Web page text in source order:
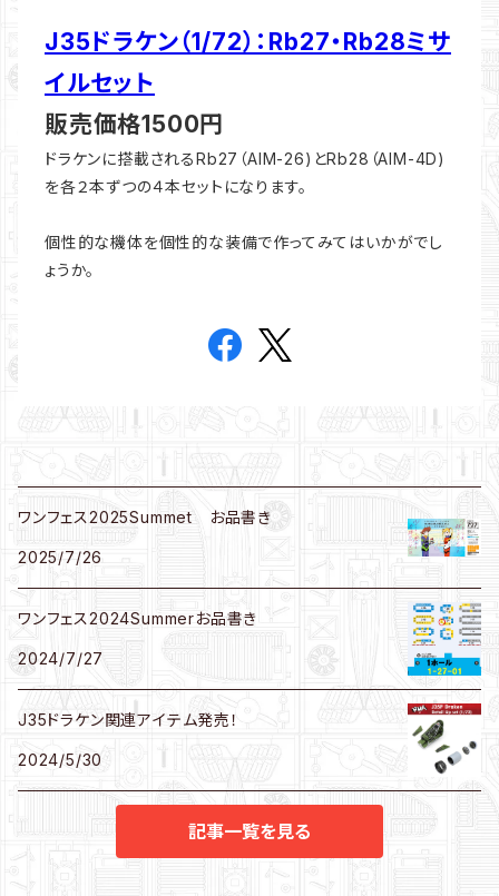
J35ドラケン（1/72）：Rb27・Rb28ミサ
イルセット
販売価格1500円
ドラケンに搭載されるRb27（AIM-26)とRb28（AIM-4D)
を各２本ずつの４本セットになります。
個性的な機体を個性的な装備で作ってみてはいかがでし
ょうか。
ワンフェス2025Summet お品書き
2025/7/26
ワンフェス2024Summerお品書き
2024/7/27
J35ドラケン関連アイテム発売！
2024/5/30
記事一覧を見る